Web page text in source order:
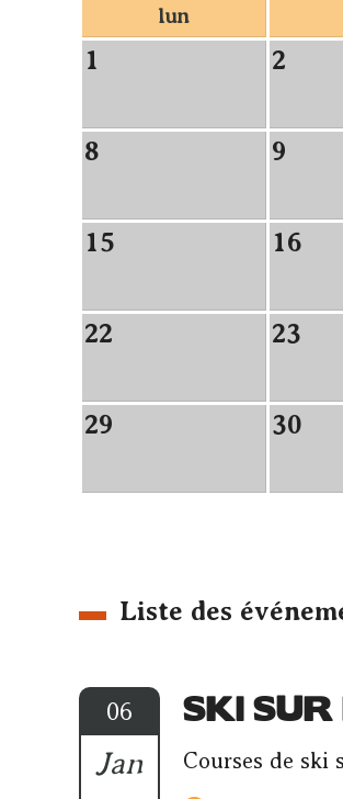
lun
1 2
8 9
15 16
22 23
29 30
Liste des
06
Jan
SKI
Courses de